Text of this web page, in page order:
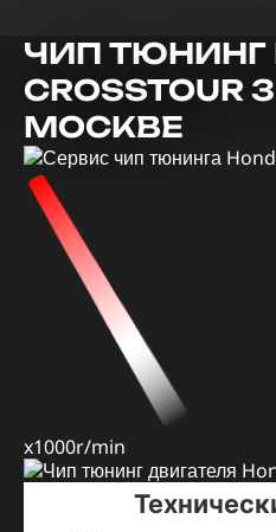
ЧИП ТЮНИНГ
CROSSTOUR
МОСКВЕ
x1000r/min